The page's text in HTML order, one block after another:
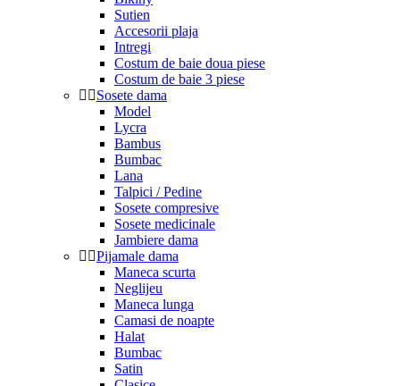
Sutien
Accesorii plaja
Intregi
Costum de baie doua piese
Costum de baie 3 piese
Sosete dama
Model
Lycra
Bambus
Bumbac
Lana
Talpici / Pedine
Sosete compresive
Sosete medicinale
Jambiere dama
Pijamale dama
Maneca scurta
Neglijeu
Maneca lunga
Camasi de noapte
Halat
Bumbac
Satin